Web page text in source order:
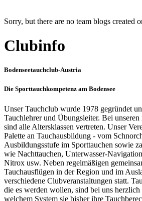
Sorry, but there are no team blogs created
Clubinfo
Bodenseetauchclub-Austria
Die Sporttauchkompetenz am Bodensee
Unser Tauchclub wurde 1978 gegründet
Tauchlehrer und Übungsleiter. Bei
sind alle Altersklassen vertreten. Unser
Palette an Tauchausbildung - vom
Ausbildungsstufe im Sporttauchen sowie
wie Nachttauchen, Unterwasser-
Nitrox usw. Neben regelmäßigen
Tauchausflügen in der Region und im
verschiedene Clubveranstaltungen statt.
die es werden wollen, sind bei uns
welchem System sie bisher ihre